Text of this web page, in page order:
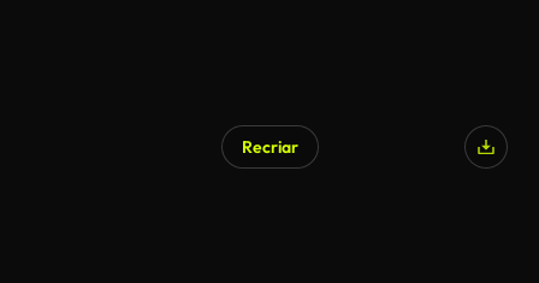
Recriar